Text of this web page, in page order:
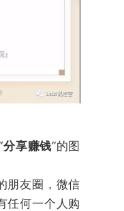
分享赚钱”的图
朋友圈，微信
任何一个人购